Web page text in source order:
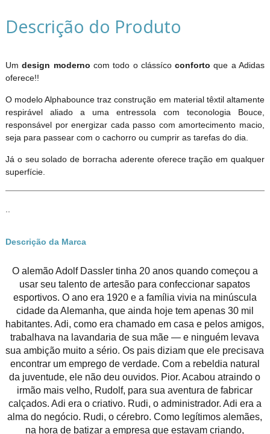
Descrição do Produto
Umdesign moderno com todo o clássícoconfortoque a Adidas
oferece!!
O modelo Alphabounce traz construção em material têxtil altamente
respirável aliado a uma entressola com teconologia Bouce,
responsável por energizar cada passo com amortecimento macio,
seja para passear com o cachorro ou cumprir as tarefas do dia.
Já o seu solado de borracha aderente oferece tração em qualquer
superfície.
Descrição da Marca
O alemão Adolf Dassler tinha 20 anos quando começou a
usar seu talento de artesão para confeccionar sapatos
esportivos. O ano era 1920 e a família vivia na minúscula
cidade da Alemanha, que ainda hoje tem apenas 30 mil
habitantes. Adi, como era chamado em casa e pelos amigos,
trabalhava na lavandaria de sua mãe — e ninguém levava
sua ambição muito a sério. Os pais diziam que ele precisava
encontrar um emprego de verdade. Com a rebeldia natural
da juventude, ele não deu ouvidos. Pior. Acabou atraindo o
irmão mais velho, Rudolf, para sua aventura de fabricar
calçados. Adi era o criativo. Rudi, o administrador. Adi era a
alma do negócio. Rudi, o cérebro. Como legítimos alemães,
na hora de batizar a empresa que estavam criando,